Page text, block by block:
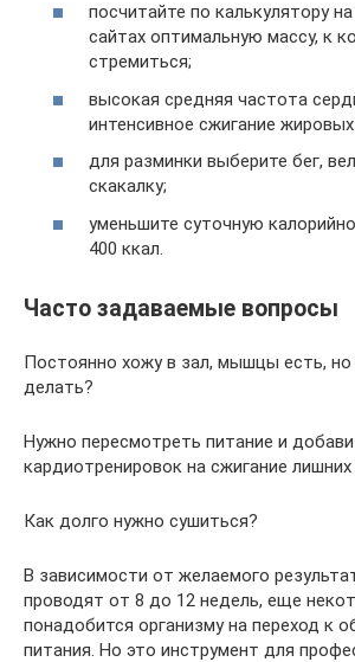
посчитайте по калькулятору
сайтах оптимальную массу, к
стремиться;
высокая средняя частота
интенсивное сжигание
для разминки выберите бег,
скакалку;
уменьшите суточную
400 ккал.
Часто задаваемые вопросы
Постоянно хожу в зал, мышцы есть, но
делать?
Нужно пересмотреть питание и
кардиотренировок на сжигание лишних
Как долго нужно сушиться?
В зависимости от желаемого
проводят от 8 до 12 недель, еще
понадобится организму на переход к
питания. Но это инструмент для